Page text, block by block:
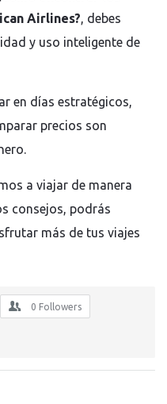
Airlines? , debes
y uso inteligente de
en días estratégicos,
precios son
a viajar de manera
consejos, podrás
más de tus viajes
0 Followers